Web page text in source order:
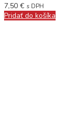
7,50 € s DPH
Pridať do košíka